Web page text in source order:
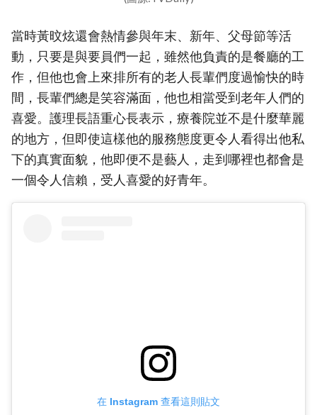
當時黃旼炫還會熱情參與年末、新年、父母節等活
動，只要是與要員們一起，雖然他負責的是餐廳的工
作，但他也會上來排所有的老人長輩們度過愉快的時
間，長輩們總是笑容滿面，他也相當受到老年人們的
喜愛。護理長語重心長表示，療養院並不是什麼華麗
的地方，但即使這樣他的服務態度更令人看得出他私
下的真實面貌，他即便不是藝人，走到哪裡也都會是
一個令人信賴，受人喜愛的好青年。
在 Instagram 查看這則貼文